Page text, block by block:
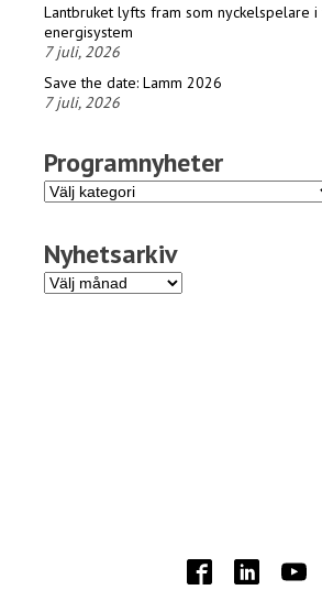
Lantbruket lyfts fram som nyckelspelare i
energisystem
7 juli, 2026
Save the date: Lamm 2026
7 juli, 2026
Programnyheter
Programnyheter
Nyhetsarkiv
Nyhetsarkiv